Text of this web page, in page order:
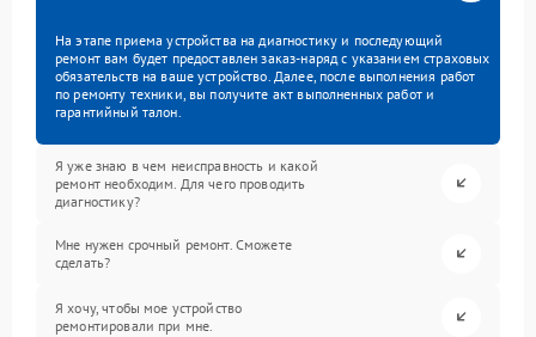
На этапе приема устройства на диагностику и последующий
ремонт вам будет предоставлен заказ-наряд с указанием страховых
обязательств на ваше устройство. Далее, после выполнения работ
по ремонту техники, вы получите акт выполненных работ и
гарантийный талон.
Я уже знаю в чем неисправность и какой
ремонт необходим. Для чего проводить
диагностику?
Мне нужен срочный ремонт. Сможете
сделать?
Я хочу, чтобы мое устройство
ремонтировали при мне.